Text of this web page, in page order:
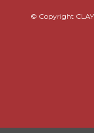
© Copyright